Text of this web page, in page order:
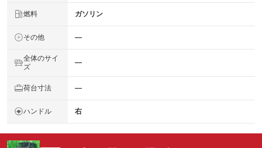
燃料 ガソリン
その他 ―
全体のサイ
ズ
―
荷台寸法 ―
ハンドル 右